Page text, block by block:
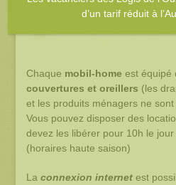
Chaque mobil-home est
couvertures et oreillers (les
et les produits ménagers ne
Vous pouvez disposer des
devez les libérer pour 10h le jour
(horaires haute saison)
Laconnexion internet est
d’un tarif réduit à